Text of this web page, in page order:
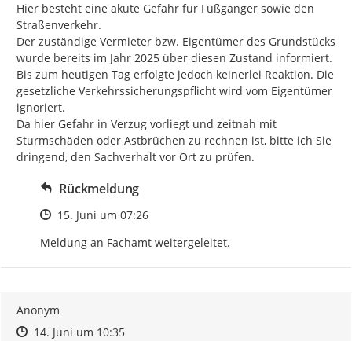
Hier besteht eine akute Gefahr für Fußgänger sowie den
Straßenverkehr.
Der zuständige Vermieter bzw. Eigentümer des Grundstücks
wurde bereits im Jahr 2025 über diesen Zustand informiert.
Bis zum heutigen Tag erfolgte jedoch keinerlei Reaktion. Die
gesetzliche Verkehrssicherungspflicht wird vom Eigentümer
ignoriert.
Da hier Gefahr in Verzug vorliegt und zeitnah mit
Sturmschäden oder Astbrüchen zu rechnen ist, bitte ich Sie
dringend, den Sachverhalt vor Ort zu prüfen.
Rückmeldung
Zeitpunkt des Erstellens
15. Juni um 07:26
Meldung an Fachamt weitergeleitet.
Anonym
Zeitpunkt des Erstellens
Zeitpunkt des Erstellens
14. Juni um 10:35Zur Äußerung